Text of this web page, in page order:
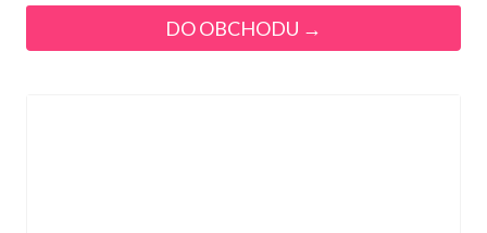
DO OBCHODU →